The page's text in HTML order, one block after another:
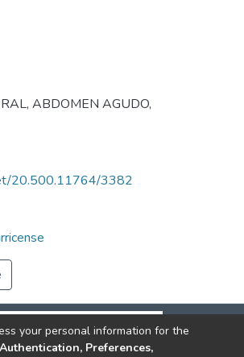
, ABDOMEN AGUDO,
20.500.11764/3382
your personal information for the
Authentication, Preferences,